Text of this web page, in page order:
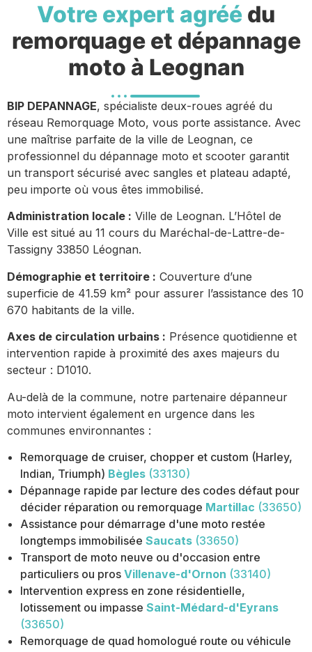
Votre expert agréé du
remorquage et dépannage
moto à Leognan
BIP DEPANNAGE, spécialiste deux-roues agréé du
réseau Remorquage Moto, vous porte assistance. Avec
une maîtrise parfaite de la ville de Leognan, ce
professionnel du dépannage moto et scooter garantit
un transport sécurisé avec sangles et plateau adapté,
peu importe où vous êtes immobilisé.
Administration locale : Ville de Leognan. L’Hôtel de
Ville est situé au 11 cours du Maréchal-de-Lattre-de-
Tassigny 33850 Léognan.
Démographie et territoire : Couverture d’une
superficie de 41.59 km² pour assurer l’assistance des 10
670 habitants de la ville.
Axes de circulation urbains : Présence quotidienne et
intervention rapide à proximité des axes majeurs du
secteur : D1010.
Au-delà de la commune, notre partenaire dépanneur
moto intervient également en urgence dans les
communes environnantes :
Remorquage de cruiser, chopper et custom (Harley,
Indian, Triumph) Bègles (33130)
Dépannage rapide par lecture des codes défaut pour
décider réparation ou remorquage Martillac (33650)
Assistance pour démarrage d'une moto restée
longtemps immobilisée Saucats (33650)
Transport de moto neuve ou d'occasion entre
particuliers ou pros Villenave-d'Ornon (33140)
Intervention express en zone résidentielle,
lotissement ou impasse Saint-Médard-d'Eyrans
(33650)
Remorquage de quad homologué route ou véhicule